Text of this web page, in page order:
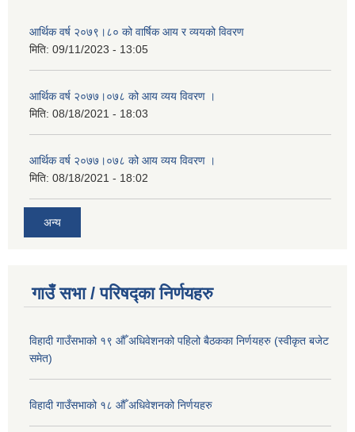
आर्थिक वर्ष २०७९।८० को वार्षिक आय र व्ययको विवरण
मिति: 09/11/2023 - 13:05
आर्थिक वर्ष २०७७।०७८ को आय व्यय विवरण ।
मिति: 08/18/2021 - 18:03
आर्थिक वर्ष २०७७।०७८ को आय व्यय विवरण ।
मिति: 08/18/2021 - 18:02
अन्य
गाउँ सभा / परिषद्का निर्णयहरु
विहादी गाउँसभाको १९ औँ अधिवेशनको पहिलो बैठकका निर्णयहरु (स्वीकृत बजेट
समेत)
विहादी गाउँसभाको १८ औँ अधिवेशनको निर्णयहरु